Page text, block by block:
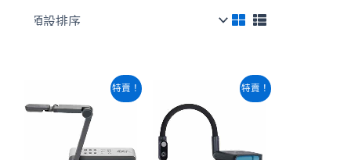
特賣！
NT$14,200。
目
前
NT$12,300。
特賣！
NT$6,660。